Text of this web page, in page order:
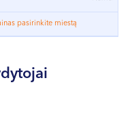
pasirinkite miestą